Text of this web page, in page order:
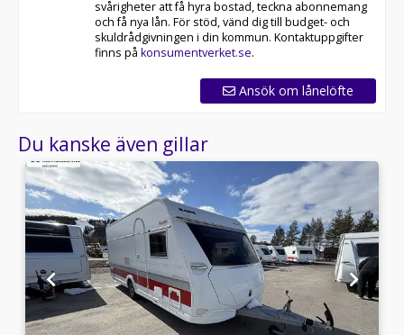
svårigheter att få hyra bostad, teckna abonnemang
och få nya lån. För stöd, vänd dig till budget- och
skuldrådgivningen i din kommun. Kontaktuppgifter
finns på konsumentverket.se.
Ansök om lånelöfte
Du kanske även gillar